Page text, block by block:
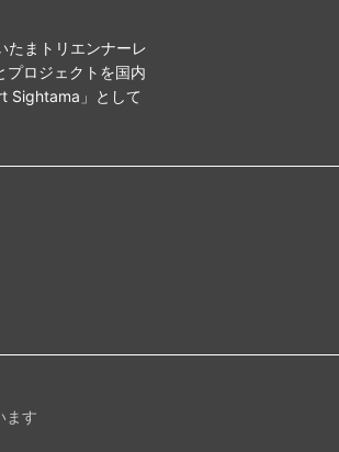
たまトリエンナーレ
ロジェクトを国内
Sightama」として
ます